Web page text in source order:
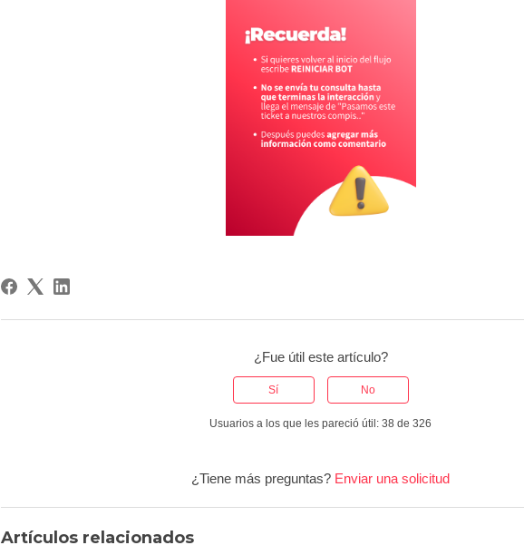
¿Fue útil este artículo?
Sí No
Usuarios a los que les pareció útil: 38 de 326
¿Tiene más preguntas? Enviar una solicitud
Artículos relacionados